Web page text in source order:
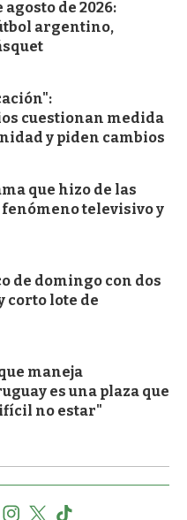
de 2026:
argentino,
cuestionan medida
y piden cambios
que hizo de las
televisivo y
de domingo con dos
corto lote de
maneja
es una plaza que
no estar"